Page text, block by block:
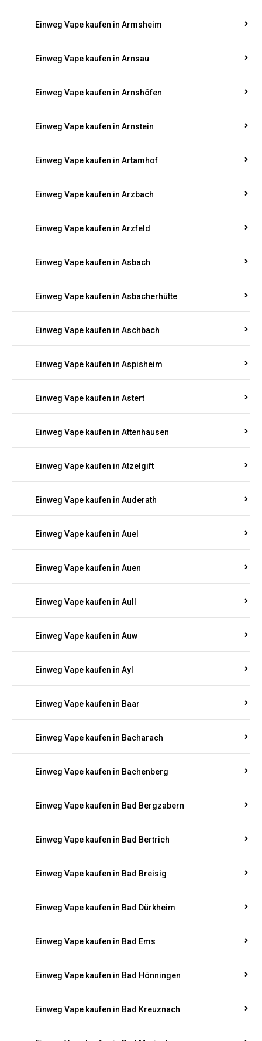
Einweg Vape kaufen in Armsheim
Einweg Vape kaufen in Arnsau
Einweg Vape kaufen in Arnshöfen
Einweg Vape kaufen in Arnstein
Einweg Vape kaufen in Artamhof
Einweg Vape kaufen in Arzbach
Einweg Vape kaufen in Arzfeld
Einweg Vape kaufen in Asbach
Einweg Vape kaufen in Asbacherhütte
Einweg Vape kaufen in Aschbach
Einweg Vape kaufen in Aspisheim
Einweg Vape kaufen in Astert
Einweg Vape kaufen in Attenhausen
Einweg Vape kaufen in Atzelgift
Einweg Vape kaufen in Auderath
Einweg Vape kaufen in Auel
Einweg Vape kaufen in Auen
Einweg Vape kaufen in Aull
Einweg Vape kaufen in Auw
Einweg Vape kaufen in Ayl
Einweg Vape kaufen in Baar
Einweg Vape kaufen in Bacharach
Einweg Vape kaufen in Bachenberg
Einweg Vape kaufen in Bad Bergzabern
Einweg Vape kaufen in Bad Bertrich
Einweg Vape kaufen in Bad Breisig
Einweg Vape kaufen in Bad Dürkheim
Einweg Vape kaufen in Bad Ems
Einweg Vape kaufen in Bad Hönningen
Einweg Vape kaufen in Bad Kreuznach